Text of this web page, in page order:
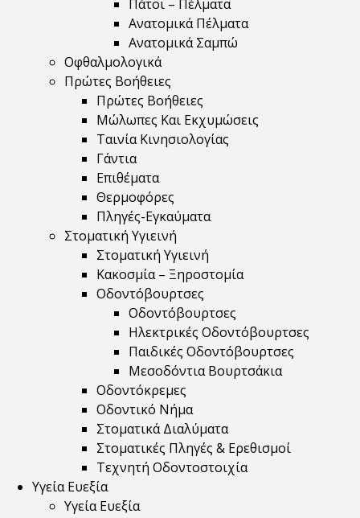
Πάτοι – Πέλματα
Ανατομικά Πέλματα
Ανατομικά Σαμπώ
Οφθαλμολογικά
Πρώτες Βοήθειες
Πρώτες Βοήθειες
Μώλωπες Και Εκχυμώσεις
Ταινία Κινησιολογίας
Γάντια
Επιθέματα
Θερμοφόρες
Πληγές-Εγκαύματα
Στοματική Υγιεινή
Στοματική Υγιεινή
Κακοσμία – Ξηροστομία
Οδοντόβουρτσες
Οδοντόβουρτσες
Ηλεκτρικές Οδοντόβουρτσες
Παιδικές Οδοντόβουρτσες
Μεσοδόντια Βουρτσάκια
Οδοντόκρεμες
Οδοντικό Νήμα
Στοματικά Διαλύματα
Στοματικές Πληγές & Ερεθισμοί
Τεχνητή Οδοντοστοιχία
Υγεία Ευεξία
Υγεία Ευεξία